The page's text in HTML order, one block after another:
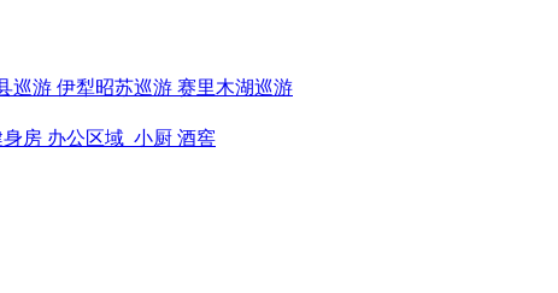
巡游 伊犁昭苏巡游 赛里木湖巡游
身房 办公区域 小厨 酒窖